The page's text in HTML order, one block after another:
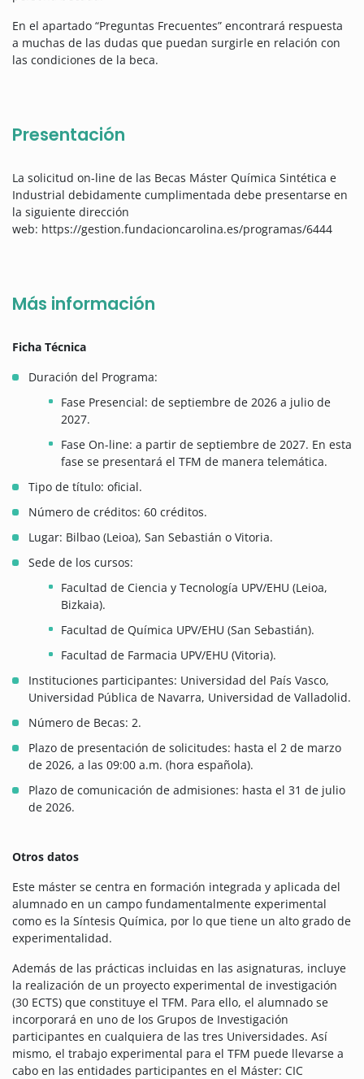
En el apartado “Preguntas Frecuentes” encontrará respuesta
a muchas de las dudas que puedan surgirle en relación con
las condiciones de la beca.
Presentación
La solicitud on-line de las Becas Máster Química Sintética e
Industrial debidamente cumplimentada debe presentarse en
la siguiente dirección
web: https://gestion.fundacioncarolina.es/programas/6444
Más información
Ficha Técnica
Duración del Programa:
Fase Presencial: de septiembre de 2026 a julio de
2027.
Fase On-line: a partir de septiembre de 2027. En esta
fase se presentará el TFM de manera telemática.
Tipo de título: oficial.
Número de créditos: 60 créditos.
Lugar: Bilbao (Leioa), San Sebastián o Vitoria.
Sede de los cursos:
Facultad de Ciencia y Tecnología UPV/EHU (Leioa,
Bizkaia).
Facultad de Química UPV/EHU (San Sebastián).
Facultad de Farmacia UPV/EHU (Vitoria).
Instituciones participantes: Universidad del País Vasco,
Universidad Pública de Navarra, Universidad de Valladolid.
Número de Becas: 2.
Plazo de presentación de solicitudes: hasta el 2 de marzo
de 2026, a las 09:00 a.m. (hora española).
Plazo de comunicación de admisiones: hasta el 31 de julio
de 2026.
Otros datos
Este máster se centra en formación integrada y aplicada del
alumnado en un campo fundamentalmente experimental
como es la Síntesis Química, por lo que tiene un alto grado de
experimentalidad.
Además de las prácticas incluidas en las asignaturas, incluye
la realización de un proyecto experimental de investigación
(30 ECTS) que constituye el TFM. Para ello, el alumnado se
incorporará en uno de los Grupos de Investigación
participantes en cualquiera de las tres Universidades. Así
mismo, el trabajo experimental para el TFM puede llevarse a
cabo en las entidades participantes en el Máster: CIC